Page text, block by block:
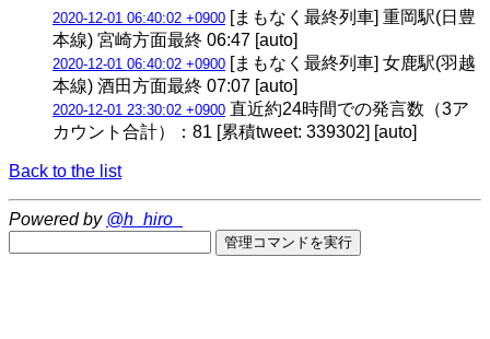
2020-12-01 06:40:02 +0900 [まもなく最終列車] 重岡駅(日豊
本線) 宮崎方面最終 06:47 [auto]
2020-12-01 06:40:02 +0900 [まもなく最終列車] 女鹿駅(羽越
本線) 酒田方面最終 07:07 [auto]
2020-12-01 23:30:02 +0900 直近約24時間での発言数（3ア
カウント合計）：81 [累積tweet: 339302] [auto]
Back to the list
Powered by @h_hiro_